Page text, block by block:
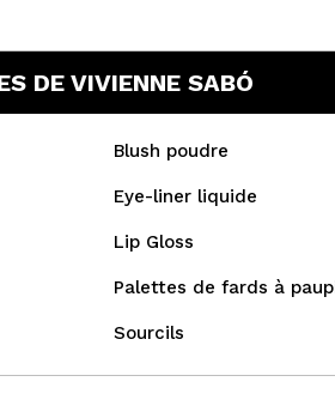
DE VIVIENNE SABÓ
Blush poudre
Eye-liner liquide
Lip Gloss
Palettes de fards à
Sourcils